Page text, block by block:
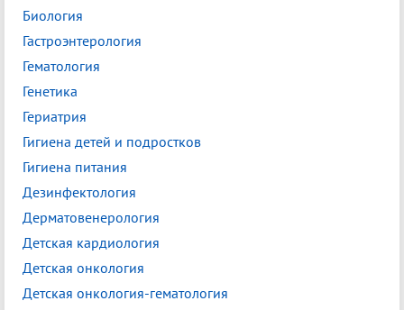
Биология
Гастроэнтерология
Гематология
Генетика
Гериатрия
Гигиена детей и подростков
Гигиена питания
Дезинфектология
Дерматовенерология
Детская кардиология
Детская онкология
Детская онкология-гематология